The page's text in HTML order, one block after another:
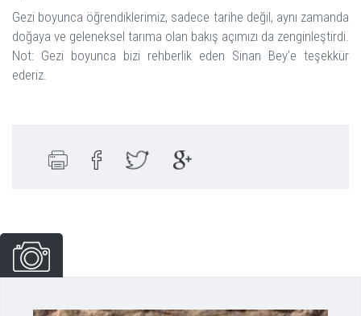
Gezi boyunca öğrendiklerimiz, sadece tarihe değil, aynı zamanda
doğaya ve geleneksel tarıma olan bakış açımızı da zenginleştirdi.
Not: Gezi boyunca bizi rehberlik eden Sinan Bey’e teşekkür
ederiz.